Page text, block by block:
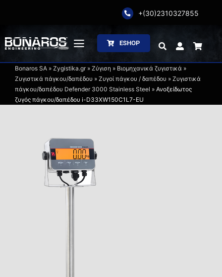
content
+(30)2310327855
Toggle
Navigation
Αρχική
Η Εταιρία
Συσκευασία
Επεξεργασία
ESHOP
Bonaros SA» Zygistika.gr» Ζύγιση » Βιομηχανικά ζυγιστικά »
Ζυγιστικά πάγκου/δαπέδου » Ζυγοί πάγκου / δαπέδου » Ζυγιστικά
πάγκου/δαπέδου Defender 3000 Stainless Steel » Ανοξείδωτος
ζυγός πάγκου/δαπέδου i-D33XW150C1L7-EU